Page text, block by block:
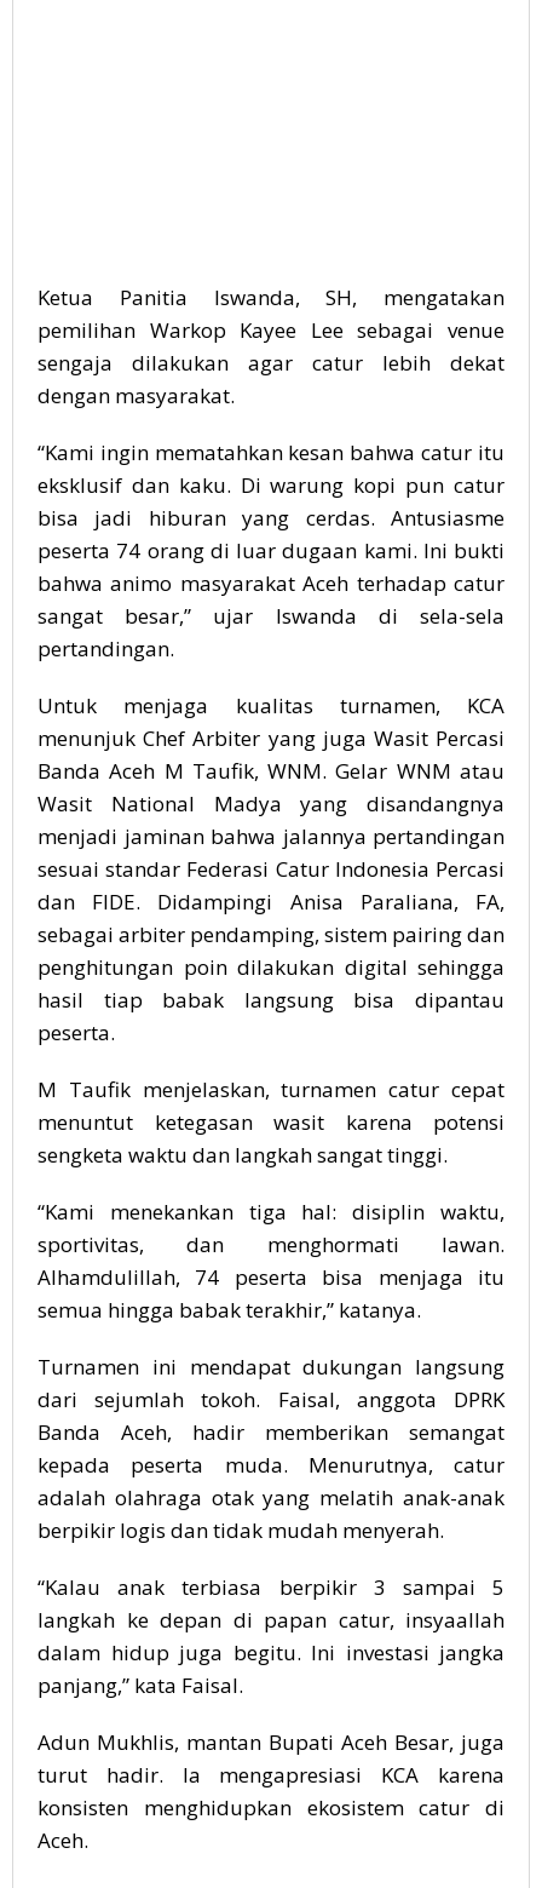
Ketua Panitia Iswanda, SH, mengatakan
pemilihan Warkop Kayee Lee sebagai venue
sengaja dilakukan agar catur lebih dekat
dengan masyarakat.
“Kami ingin mematahkan kesan bahwa catur itu
eksklusif dan kaku. Di warung kopi pun catur
bisa jadi hiburan yang cerdas. Antusiasme
peserta 74 orang di luar dugaan kami. Ini bukti
bahwa animo masyarakat Aceh terhadap catur
sangat besar,” ujar Iswanda di sela-sela
pertandingan.
Untuk menjaga kualitas turnamen, KCA
menunjuk Chef Arbiter yang juga Wasit Percasi
Banda Aceh M Taufik, WNM. Gelar WNM atau
Wasit National Madya yang disandangnya
menjadi jaminan bahwa jalannya pertandingan
sesuai standar Federasi Catur Indonesia Percasi
dan FIDE. Didampingi Anisa Paraliana, FA,
sebagai arbiter pendamping, sistem pairing dan
penghitungan poin dilakukan digital sehingga
hasil tiap babak langsung bisa dipantau
peserta.
M Taufik menjelaskan, turnamen catur cepat
menuntut ketegasan wasit karena potensi
sengketa waktu dan langkah sangat tinggi.
“Kami menekankan tiga hal: disiplin waktu,
sportivitas, dan menghormati lawan.
Alhamdulillah, 74 peserta bisa menjaga itu
semua hingga babak terakhir,” katanya.
Turnamen ini mendapat dukungan langsung
dari sejumlah tokoh. Faisal, anggota DPRK
Banda Aceh, hadir memberikan semangat
kepada peserta muda. Menurutnya, catur
adalah olahraga otak yang melatih anak-anak
berpikir logis dan tidak mudah menyerah.
“Kalau anak terbiasa berpikir 3 sampai 5
langkah ke depan di papan catur, insyaallah
dalam hidup juga begitu. Ini investasi jangka
panjang,” kata Faisal.
Adun Mukhlis, mantan Bupati Aceh Besar, juga
turut hadir. Ia mengapresiasi KCA karena
konsisten menghidupkan ekosistem catur di
Aceh.